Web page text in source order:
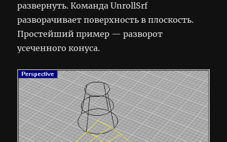
развернуть. Команда UnrollSrf
разворачивает поверхность в плоскость.
Простейший пример — разворот
усеченного конуса.